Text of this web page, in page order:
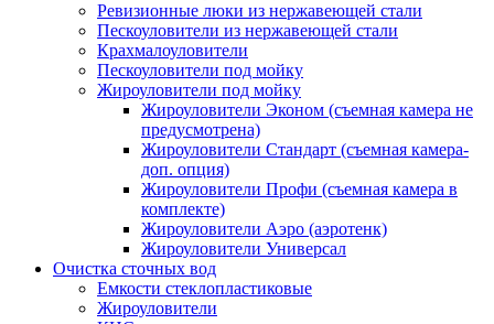
Ревизионные люки из нержавеющей стали
Пескоуловители из нержавеющей стали
Крахмалоуловители
Пескоуловители под мойку
Жироуловители под мойку
Жироуловители Эконом (съемная камера не
предусмотрена)
Жироуловители Стандарт (съемная камера-
доп. опция)
Жироуловители Профи (съемная камера в
комплекте)
Жироуловители Аэро (аэротенк)
Жироуловители Универсал
Очистка сточных вод
Емкости стеклопластиковые
Жироуловители